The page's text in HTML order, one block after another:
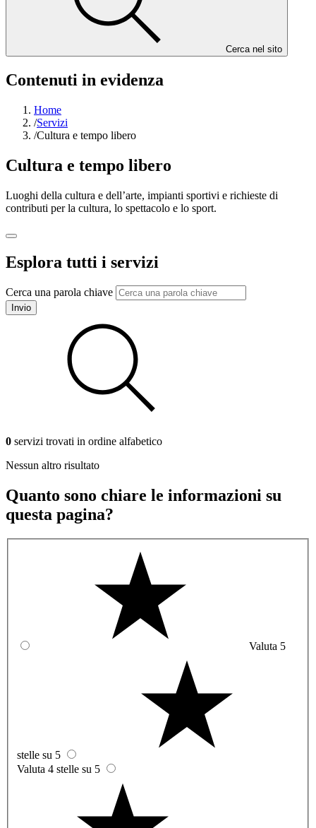
Cerca nel sito
Contenuti in evidenza
Home
/Servizi
/Cultura e tempo libero
Cultura e tempo libero
Luoghi della cultura e dell’arte, impianti sportivi e richieste di
contributi per la cultura, lo spettacolo e lo sport.
Esplora tutti i servizi
Cerca una parola chiave
Invio
0 servizi trovati in ordine alfabetico
Nessun altro risultato
Quanto sono chiare le informazioni su
questa pagina?
Valuta 5
stelle su 5
Valuta 4 stelle su 5